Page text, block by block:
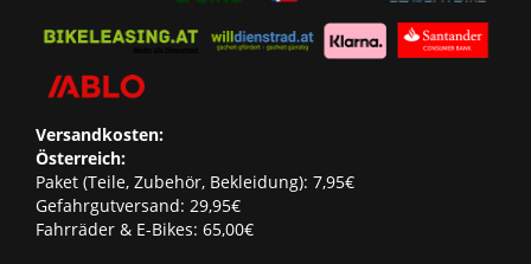
Versandkosten:
Österreich:
Paket (Teile, Zubehör, Bekleidung): 7,95€
Gefahrgutversand: 29,95€
Fahrräder & E-Bikes: 65,00€